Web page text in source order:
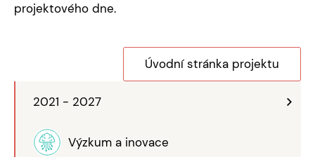
2021 - 2027
Výzkum a inovace
projektového dne.
Úvodní stránka projektu